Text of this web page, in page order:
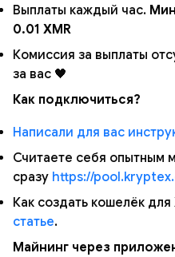
Выплаты каждый час.
0.01 XMR
Комиссия за выплаты
за вас 🖤
Как подключиться?
Написали для вас
Считаете себя опытным
сразу https://
Как создать кошелёк для
статье.
Майнинг через